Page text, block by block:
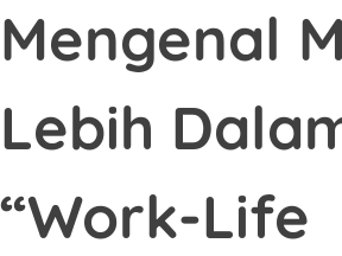
Mengenal
Lebih
“Work-Life